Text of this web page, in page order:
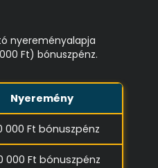
nyereményalapja
Ft) bónuszpénz.
Nyeremény
000 Ft bónuszpénz
000 Ft bónuszpénz